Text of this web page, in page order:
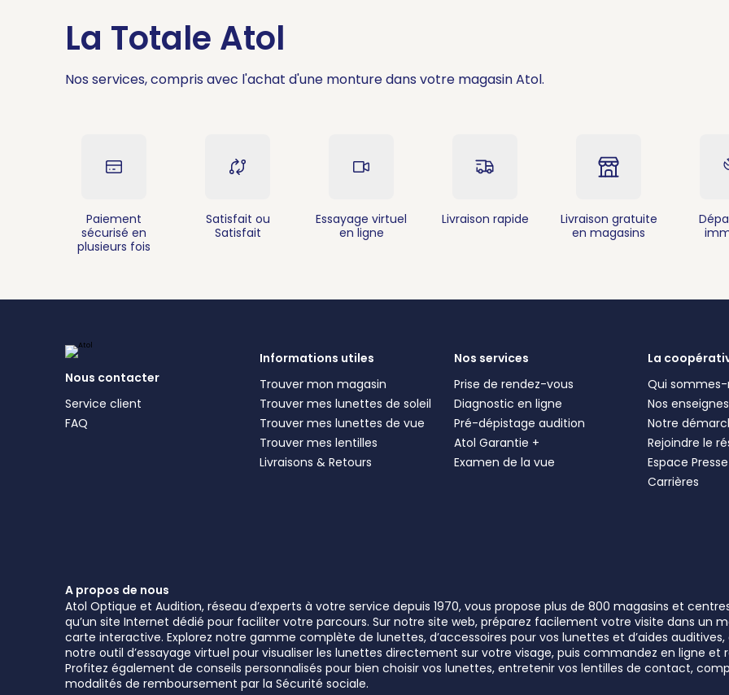
La Totale Atol
Nos services, compris avec l'achat d'une monture dans votre magasin Atol.
Paiement
sécurisé en
plusieurs fois
Satisfait ou
Satisfait
Essayage virtuel
en ligne
Livraison rapide
Livraison gratuite
en magasins
Nous contacter
Service client
FAQ
Informations utiles
Trouver mon magasin
Trouver mes lunettes de soleil
Trouver mes lunettes de vue
Trouver mes lentilles
Livraisons & Retours
Nos services
Prise de rendez-vous
Diagnostic en ligne
Pré-dépistage audition
Atol Garantie +
Examen de la vue
La
Qui sommes-
Nos enseignes
Notre
Rejoindre le
Espace Presse
Carrières
A propos de nous
Atol Optique et Audition, réseau d’experts à votre service depuis 1970, vous propose plus de 800 magasins et
qu’un site Internet dédié pour faciliter votre parcours. Sur notre site web, préparez facilement votre visite dans un
carte interactive. Explorez notre gamme complète de lunettes, d’accessoires pour vos lunettes et d’aides
notre outil d’essayage virtuel pour visualiser les lunettes directement sur votre visage, puis commandez en ligne
Profitez également de conseils personnalisés pour bien choisir vos lunettes, entretenir vos lentilles de contact,
modalités de remboursement par la Sécurité sociale.